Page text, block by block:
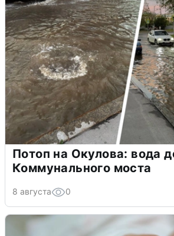
Потоп на Окулова: вода
Коммунального моста
8 августа 0